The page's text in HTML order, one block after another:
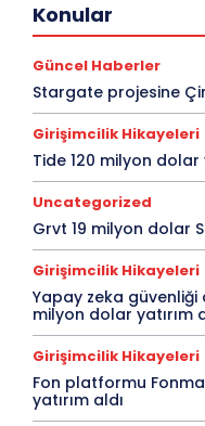
Konular
Güncel Haberler
Stargate projesine
Girişimcilik Hikayeleri
Tide 120 milyon dolar
Uncategorized
Grvt 19 milyon dolar
Girişimcilik Hikayeleri
Yapay zeka güvenliği
milyon dolar yatırım
Girişimcilik Hikayeleri
Fon platformu
yatırım aldı